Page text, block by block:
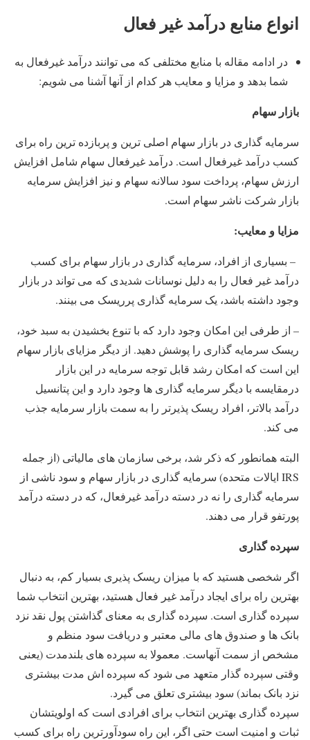
انواع منابع درآمد غیر فعال
در ادامه مقاله با منابع مختلفی که می توانند درآمد غیرفعال به
شما بدهد و مزایا و معایب هر کدام از آنها آشنا می شویم:
بازار سهام
سرمایه گذاری در بازار سهام اصلی ترین و پربازده ترین راه برای
کسب درآمد غیرفعال است. درآمد غیرفعال سهام شامل افزایش
ارزش سهام، پرداخت سود سالانه سهام و نیز افزایش سرمایه
بازار شرکت ناشر سهام است.
مزایا و معایب:
– بسیاری از افراد، سرمایه گذاری در بازار سهام برای کسب
درآمد غیر فعال را به دلیل نوسانات شدیدی که می تواند در بازار
وجود داشته باشد، یک سرمایه گذاری پرریسک می بینند.
– از طرفی این امکان وجود دارد که با تنوع بخشیدن به سبد خود،
ریسک سرمایه گذاری را پوشش دهید. از دیگر مزایای بازار سهام
این است که امکان رشد قابل توجه سرمایه در این بازار
درمقایسه با دیگر سرمایه گذاری ها وجود دارد و این پتانسیل
درآمد بالاتر، افراد ریسک پذیرتر را به سمت بازار سرمایه جذب
می کند.
البته همانطور که ذکر شد، برخی سازمان های مالیاتی (از جمله
IRS ایالات متحده) سرمایه گذاری در بازار سهام و سود ناشی از
سرمایه گذاری را نه در دسته درآمد غیرفعال، که در دسته درآمد
پورتفو قرار می دهند.
سپرده گذاری
اگر شخصی هستید که با میزان ریسک پذیری بسیار کم، به دنبال
بهترین راه برای ایجاد درآمد غیر فعال هستید، بهترین انتخاب شما
سپرده گذاری است. سپرده گذاری به معنای گذاشتن پول نقد نزد
بانک ها و صندوق های مالی معتبر و دریافت سود منظم و
مشخص از سمت آنهاست. معمولا به سپرده های بلندمدت (یعنی
وقتی سپرده گذار متعهد می شود که سپرده اش مدت بیشتری
نزد بانک بماند) سود بیشتری تعلق می گیرد.
سپرده گذاری بهترین انتخاب برای افرادی است که اولویتشان
ثبات و امنیت است حتی اگر، این راه سودآورترین راه برای کسب